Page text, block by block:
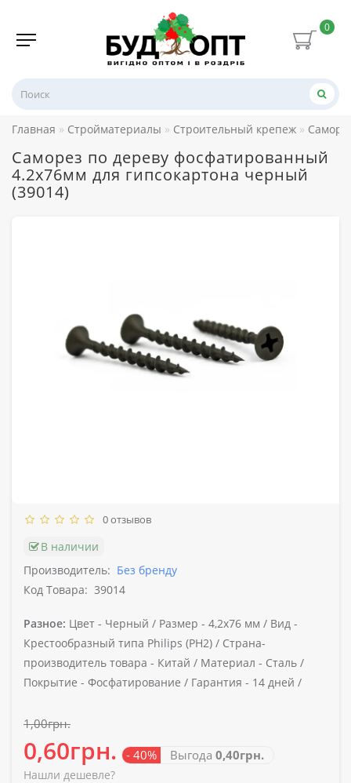
0
Главная Стройматериалы Строительный крепеж
Саморез по дереву фосфатированный
4.2х76мм для гипсокартона черный
(39014)
0 отзывов
В наличии
Производитель: Без бренду
Код Товара: 39014
Разное: Цвет - Черный / Размер - 4,2х76 мм / Вид -
Крестообразный типа Philips (PH2) / Страна-
производитель товара - Китай / Материал - Сталь /
Покрытие - Фосфатирование / Гарантия - 14 дней /
1,00грн.
0,60грн. - 40% Выгода 0,40грн.
Нашли дешевле?